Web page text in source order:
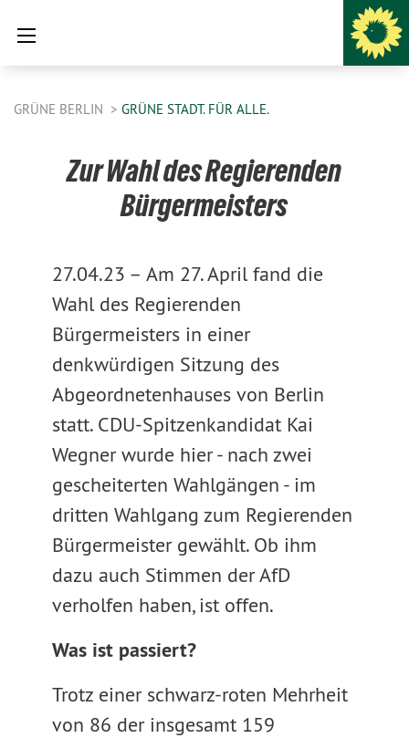
GRÜNE BERLIN GRÜNE STADT. FÜR ALLE.
Zur Wahl des Regierenden
Bürgermeisters
27.04.23 – Am 27. April fand die
Wahl des Regierenden
Bürgermeisters in einer
denkwürdigen Sitzung des
Abgeordnetenhauses von Berlin
statt. CDU-Spitzenkandidat Kai
Wegner wurde hier - nach zwei
gescheiterten Wahlgängen - im
dritten Wahlgang zum Regierenden
Bürgermeister gewählt. Ob ihm
dazu auch Stimmen der AfD
verholfen haben, ist offen.
Was ist passiert?
Trotz einer schwarz-roten Mehrheit
von 86 der insgesamt 159